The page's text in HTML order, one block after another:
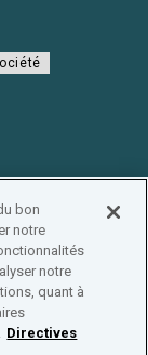
Affiliation
bon
notre
notre
quant à
Directives